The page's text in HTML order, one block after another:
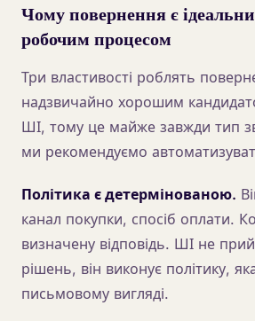
Чому повернення є
робочим процесом
Три властивості роблять
надзвичайно хорошим
ШІ, тому це майже завжди тип
ми рекомендуємо
Політика є детермінованою.
канал покупки, спосіб оплати.
визначену відповідь. ШІ не
рішень, він виконує політику,
письмовому вигляді.